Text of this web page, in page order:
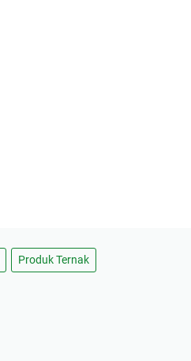
Produk Ternak